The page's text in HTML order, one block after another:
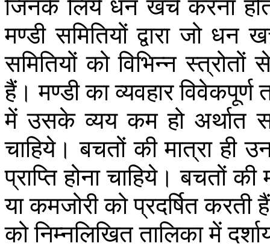
जिनके लिये धन खर्च करना
मण्डी समितियों द्वारा जो धन
समितियों को विभिन्न स्त्रोतों
हैं। मण्डी का व्यवहार विवेकपूर्ण
में उसके व्यय कम हो अर्थात
चाहिये। बचतों की मात्रा ही
प्राप्ति होना चाहिये। बचतों की
या कमजोरी को प्रदर्षित करती
को निम्नलिखित तालिका में